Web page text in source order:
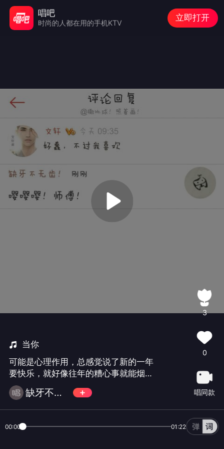
当你
可能是心理作用，总感觉说了新的一年
要快乐，就好像往年的糟心事就能烟消
云散似的，虽然并没有。但是还是要说
新的一年，大家要相互陪伴渡过春夏秋
冬！笔芯！(///▽///)我贼喜欢你们了！
缺牙不无齿！
3
0
唱同款
00:00 01:22
唱吧
时尚的人都在用的手机KTV
立即打开